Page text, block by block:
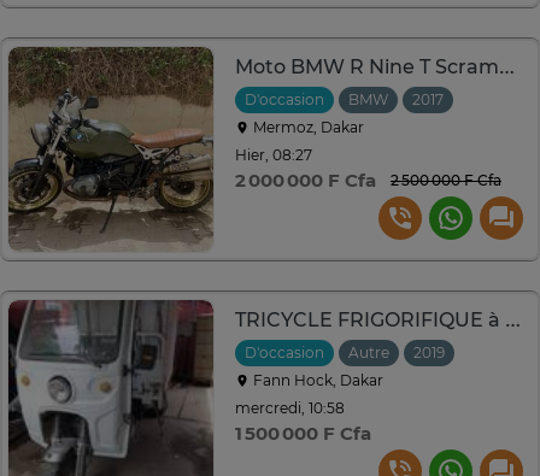
Moto BMW R Nine T Scrambler
D'occasion BMW
2017
Mermoz, Dakar
Hier, 08:27
2 000 000 F Cfa 2 500 000 F Cfa
TRICYCLE FRIGORIFIQUE à Vendre
D'occasion Autre
2019
Fann Hock, Dakar
mercredi, 10:58
1 500 000 F Cfa